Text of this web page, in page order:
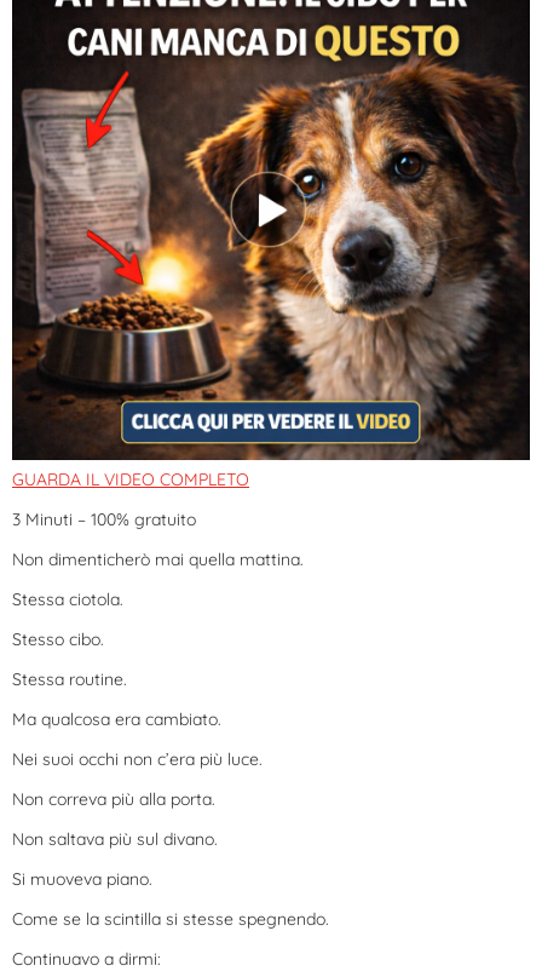
GUARDA IL VIDEO COMPLETO
3 Minuti – 100% gratuito
Non dimenticherò mai quella mattina.
Stessa ciotola.
Stesso cibo.
Stessa routine.
Ma qualcosa era cambiato.
Nei suoi occhi non c’era più luce.
Non correva più alla porta.
Non saltava più sul divano.
Si muoveva piano.
Come se la scintilla si stesse spegnendo.
Continuavo a dirmi: